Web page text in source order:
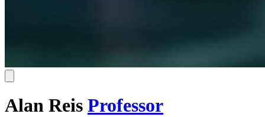
Alan Reis Professor